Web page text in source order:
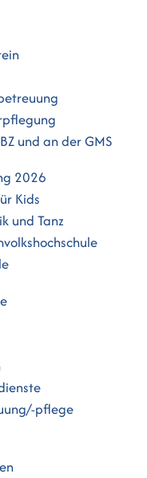
und an der GMS
2026
Kids
und Tanz
pflege